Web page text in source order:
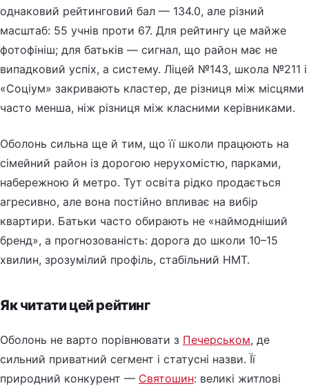
однаковий рейтинговий бал — 134.0, але різний
масштаб: 55 учнів проти 67. Для рейтингу це майже
фотофініш; для батьків — сигнал, що район має не
випадковий успіх, а систему. Ліцей №143, школа №211 і
«Соціум» закривають кластер, де різниця між місцями
часто менша, ніж різниця між класними керівниками.
Оболонь сильна ще й тим, що її школи працюють на
сімейний район із дорогою нерухомістю, парками,
набережною й метро. Тут освіта рідко продається
агресивно, але вона постійно впливає на вибір
квартири. Батьки часто обирають не «наймодніший
бренд», а прогнозованість: дорога до школи 10–15
хвилин, зрозумілий профіль, стабільний НМТ.
Як читати цей рейтинг
Оболонь не варто порівнювати з Печерськом, де
сильний приватний сегмент і статусні назви. Її
природний конкурент — Святошин: великі житлові